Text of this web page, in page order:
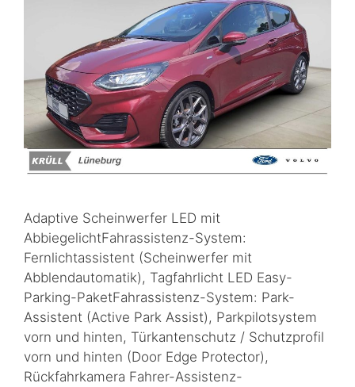
Adaptive Scheinwerfer LED mit
AbbiegelichtFahrassistenz-System:
Fernlichtassistent (Scheinwerfer mit
Abblendautomatik), Tagfahrlicht LED Easy-
Parking-PaketFahrassistenz-System: Park-
Assistent (Active Park Assist), Parkpilotsystem
vorn und hinten, Türkantenschutz / Schutzprofil
vorn und hinten (Door Edge Protector),
Rückfahrkamera Fahrer-Assistenz-